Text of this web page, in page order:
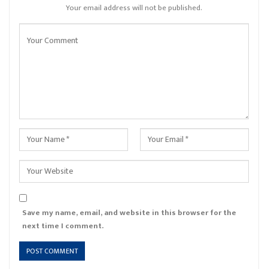
Your email address will not be published.
Save my name, email, and website in this browser for the
next time I comment.